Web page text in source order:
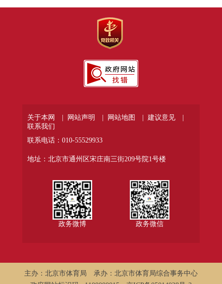
关于本网 | 网站声明 | 网站地图 |
建议意见 |
联系我们
联系电话：010-55529933
地址：北京市通州区宋庄南三街209号院1号楼
政务微博 政务微信
主办：北京市体育局
承办：北京市体育局综合事务中心